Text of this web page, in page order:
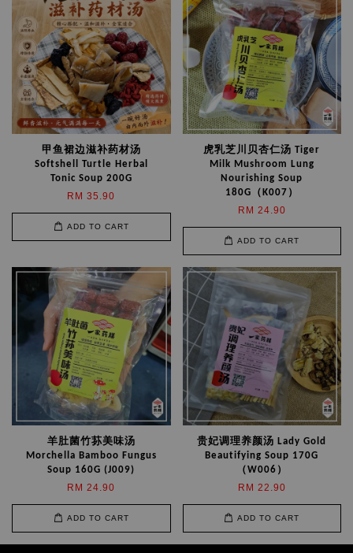
甲鱼裙边滋补药材汤
Softshell Turtle Herbal
Tonic Soup 200G
RM 35.90
ADD TO CART
虎乳芝川贝杏仁汤 Tiger
Milk Mushroom Lung
Nourishing Soup
180G（K007）
RM 24.90
ADD TO CART
羊肚菌竹荪美味汤
Morchella Bamboo Fungus
Soup 160G (J009)
RM 24.90
ADD TO CART
贵妃调理养颜汤 Lady Gold
Beautifying Soup 170G
（W006）
RM 22.90
ADD TO CART